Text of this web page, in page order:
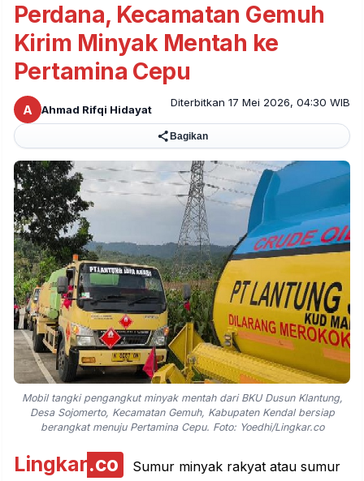
Perdana, Kecamatan Gemuh
Kirim Minyak Mentah ke
Pertamina Cepu
A Ahmad Rifqi Hidayat
Diterbitkan 17 Mei 2026, 04:30 WIB
Bagikan
Mobil tangki pengangkut minyak mentah dari BKU Dusun Klantung,
Desa Sojomerto, Kecamatan Gemuh, Kabupaten Kendal bersiap
berangkat menuju Pertamina Cepu. Foto: Yoedhi/Lingkar.co
Lingkar.co
Sumur minyak rakyat atau sumur